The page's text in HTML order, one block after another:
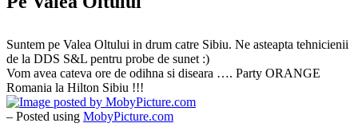
Suntem pe Valea Oltului in drum catre Sibiu. Ne asteapta tehnicienii
de la DDS S&L pentru probe de sunet :)
Vom avea cateva ore de odihna si diseara …. Party ORANGE
Romania la Hilton Sibiu !!!
– Posted using MobyPicture.com